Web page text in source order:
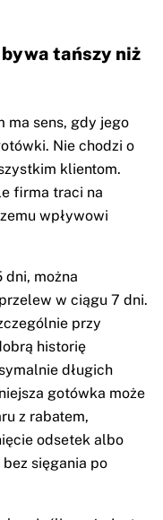
tańszy niż
ma sens, gdy jego
Nie chodzi o
klientom.
firma traci na
wpływowi
dni, można
w ciągu 7 dni.
przy
historię
długich
gotówka może
z rabatem,
odsetek albo
sięgania po